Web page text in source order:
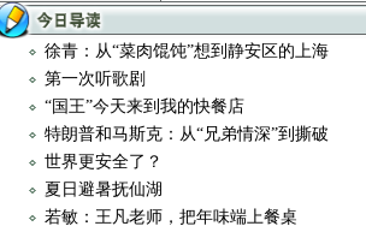
徐青：从“菜肉馄饨”想到静安区的上海
第一次听歌剧
“国王”今天来到我的快餐店
特朗普和马斯克：从“兄弟情深”到撕破
世界更安全了？
夏日避暑抚仙湖
若敏：王凡老师，把年味端上餐桌